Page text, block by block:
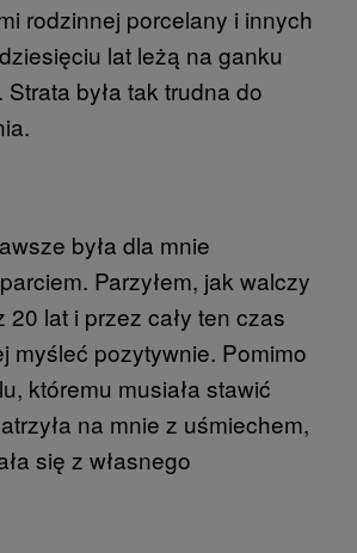
rodzinnej porcelany i innych
lat leżą na ganku
była tak trudna do
była dla mnie
Parzyłem, jak walczy
20 lat i przez cały ten czas
myśleć pozytywnie. Pomimo
któremu musiała stawić
na mnie z uśmiechem,
się z własnego